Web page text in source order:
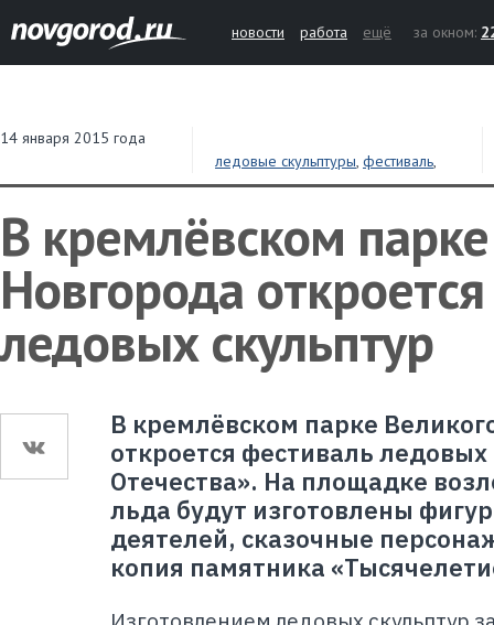
новости работа ещё за окном:
14 января 2015 года
ледовые скульптуры, фестиваль,
выставка,парк,Великий Новгород
В кремлёвском
Новгорода
ледовых скульптур
В кремлёвском парке
откроется фестиваль
Отечества». На площадке
льда будут изготовлены
деятелей, сказочные
копия памятника